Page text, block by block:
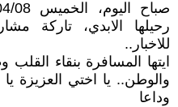
رحيلها الابدي، تاركة
للاخبار..
ايتها المسافرة بنقاء القلب
والوطن.. يا اختي العزيزة
وداعا